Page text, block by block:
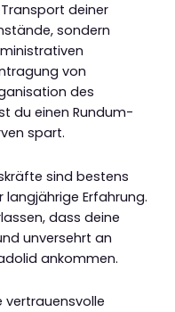
deiner
sondern
von
des
du einen Rundum-
spart.
sind bestens
Erfahrung.
dass deine
unversehrt an
ankommen.
vertrauensvolle